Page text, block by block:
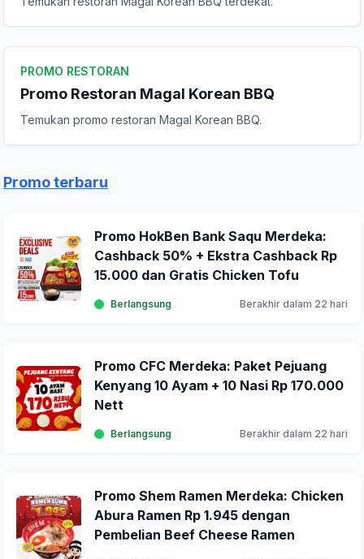
PROMO RESTORAN
Promo Restoran Magal Korean BBQ
Temukan promo restoran Magal Korean BBQ.
Promo terbaru
Promo HokBen Bank Saqu Merdeka:
Cashback 50% + Ekstra Cashback Rp
15.000 dan Gratis Chicken Tofu
Berlangsung Berakhir dalam 22 hari
Promo CFC Merdeka: Paket Pejuang
Kenyang 10 Ayam + 10 Nasi Rp 170.000
Nett
Berlangsung Berakhir dalam 22 hari
Promo Shem Ramen Merdeka: Chicken
Abura Ramen Rp 1.945 dengan
Pembelian Beef Cheese Ramen